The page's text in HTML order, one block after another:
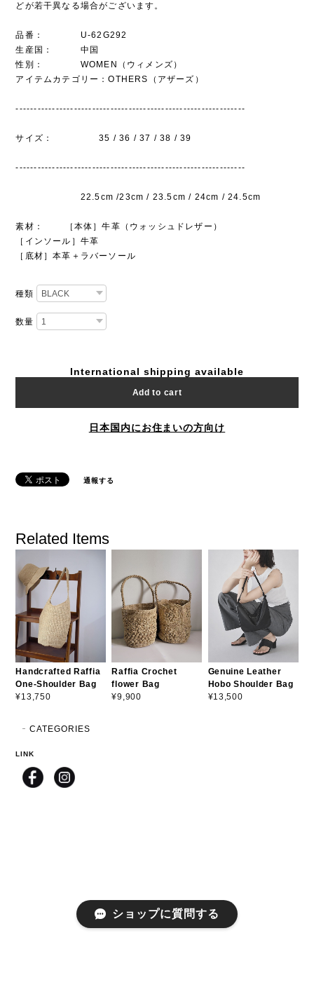
どが若干異なる場合がございます。
品番： U-62G292
生産国： 中国
性別： WOMEN（ウィメンズ）
アイテムカテゴリー：OTHERS（アザーズ）
---------------------------------------------------------------
サイズ： 35 / 36 / 37 / 38 / 39
---------------------------------------------------------------
22.5cm /23cm / 23.5cm / 24cm / 24.5cm
素材： ［本体］牛革（ウォッシュドレザー）
［インソール］牛革
［底材］本革＋ラバーソール
種類
数量
International shipping available
Add to cart
日本国内にお住まいの方向け
通報する
Related Items
Handcrafted Raffia
One-Shoulder Bag
¥13,750
Raffia Crochet
flower Bag
¥9,900
Genuine Leather
Hobo Shoulder Bag
¥13,500
CATEGORIES
LINK
ショップに質問する